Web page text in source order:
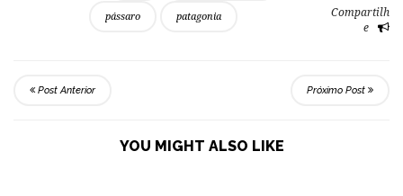
pássaro patagonia
Compartilh
e
Post Anterior Próximo Post
YOU MIGHT ALSO LIKE